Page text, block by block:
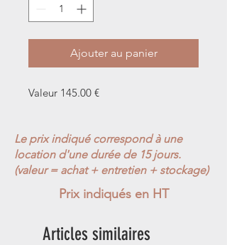
Ajouter au panier
Valeur 145.00 €
Le prix indiqué correspond à une
location d'une durée de 15 jours.
(valeur = achat + entretien + stockage)
Prix indiqués en HT
Articles similaires